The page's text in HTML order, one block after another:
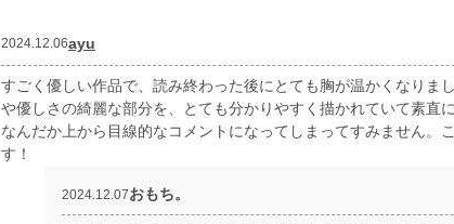
2024.12.06ayu
すごく優しい作品で、読み終わった後にとても胸が温かくなりま
や優しさの綺麗な部分を、とても分かりやすく描かれていて素直
なんだか上から目線的なコメントになってしまってすみません。
す！
2024.12.07おもち。